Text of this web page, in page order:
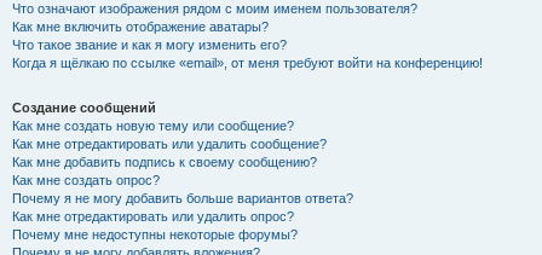
Что означают изображения рядом с моим именем пользователя?
Как мне включить отображение аватары?
Что такое звание и как я могу изменить его?
Когда я щёлкаю по ссылке «email», от меня требуют войти на конференцию!
Создание сообщений
Как мне создать новую тему или сообщение?
Как мне отредактировать или удалить сообщение?
Как мне добавить подпись к своему сообщению?
Как мне создать опрос?
Почему я не могу добавить больше вариантов ответа?
Как мне отредактировать или удалить опрос?
Почему мне недоступны некоторые форумы?